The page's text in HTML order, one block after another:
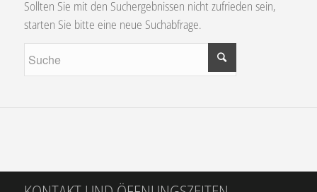
Sollten Sie mit den Suchergebnissen nicht zufrieden sein,
starten Sie bitte eine neue Suchabfrage.